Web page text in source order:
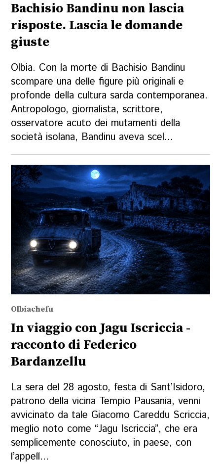
Bachisio Bandinu non lascia
risposte. Lascia le domande
giuste
Olbia. Con la morte di Bachisio Bandinu
scompare una delle figure più originali e
profonde della cultura sarda contemporanea.
Antropologo, giornalista, scrittore,
osservatore acuto dei mutamenti della
società isolana, Bandinu aveva scel...
Olbiachefu
In viaggio con Jagu Iscriccia -
racconto di Federico
Bardanzellu
La sera del 28 agosto, festa di Sant’Isidoro,
patrono della vicina Tempio Pausania, venni
avvicinato da tale Giacomo Careddu Scriccia,
meglio noto come “Jagu Iscriccia”, che era
semplicemente conosciuto, in paese, con
l’appell...